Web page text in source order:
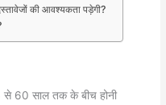
की आवश्यकता पड़ेगी?
से 60 साल तक के बीच होनी